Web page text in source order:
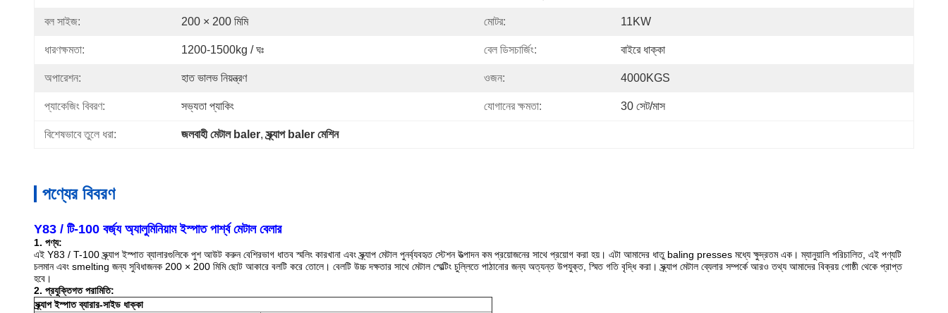
বল সাইজ: 200 × 200 মিমি মোটর: 11KW
ধারণক্ষমতা: 1200-1500kg / ঘঃ বেল ডিসচার্জিং: বাইরে ধাক্কা
অপারেশন: হাত ভালভ নিয়ন্ত্রণ ওজন: 4000KGS
প্যাকেজিং বিবরণ: সভ্যতা প্যাকিং যোগানের ক্ষমতা: 30 সেট/মাস
বিশেষভাবে তুলে ধরা: জলবাহী মেটাল baler, স্ক্র্যাপ baler মেশিন
পণ্যের বিবরণ
Y83 / টি-100 বর্জ্য অ্যালুমিনিয়াম ইস্পাত পার্শ্ব মেটাল বেলার
1. পণ্য:
এই Y83 / T-100 স্ক্র্যাপ ইস্পাত ব্যালারগুলিকে পুশ আউট করুন বেশিরভাগ ধাতব স্মলিং কারখানা এবং স্ক্র্যাপ মেটাল পুনর্ব্যবহৃত স্টেশন উত্পাদন কম প্রয়োজনের সাথে প্রয়োগ করা হয়। এটা আমাদের ধাতু baling presses মধ্যে ক্ষুদ্রতম এক। ম্যানুয়ালি পরিচালিত, এই পণ্যটি
চলমান এবং smelting জন্য সুবিধাজনক 200 × 200 মিমি ছোট আকারে বলটি করে তোলে। বেলটি উচ্চ দক্ষতার সাথে মেটাল স্মেল্টিং চুল্লিতে পাঠানোর জন্য অত্যন্ত উপযুক্ত, স্মিত গতি বৃদ্ধি করা। স্ক্র্যাপ মেটাল ব্যেলার সম্পর্কে আরও তথ্য আমাদের বিক্রয় গোষ্ঠী থেকে প্রাপ্ত
হবে।
2. প্রযুক্তিগত পরামিতি:
স্ক্র্যাপ ইস্পাত ব্যারার-সাইড ধাক্কা